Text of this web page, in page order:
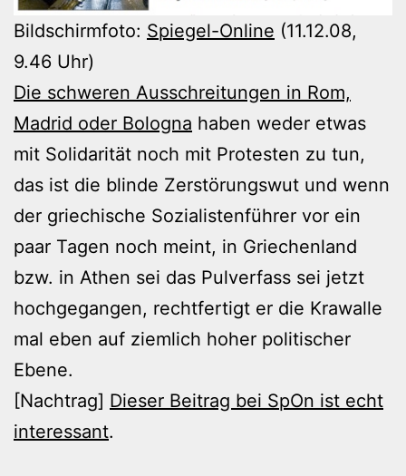
Bildschirmfoto: Spiegel-Online (11.12.08,
9.46 Uhr)
Die schweren Ausschreitungen in Rom,
Madrid oder Bologna haben weder etwas
mit Solidarität noch mit Protesten zu tun,
das ist die blinde Zerstörungswut und wenn
der griechische Sozialistenführer vor ein
paar Tagen noch meint, in Griechenland
bzw. in Athen sei das Pulverfass sei jetzt
hochgegangen, rechtfertigt er die Krawalle
mal eben auf ziemlich hoher politischer
Ebene.
[Nachtrag] Dieser Beitrag bei SpOn ist echt
interessant.